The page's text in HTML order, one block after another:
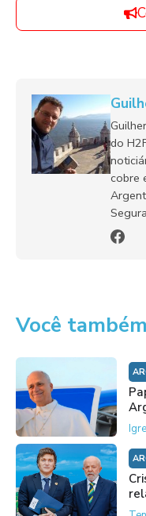
do
cobre
Você